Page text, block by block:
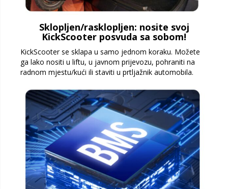
Sklopljen/rasklopljen: nosite svoj
KickScooter posvuda sa sobom!
KickScooter se sklapa u samo jednom koraku. Možete
ga lako nositi u liftu, u javnom prijevozu, pohraniti na
radnom mjestu/kući ili staviti u prtljažnik automobila.